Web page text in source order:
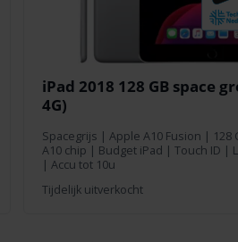
iPad 2018 128 GB space
4G)
Spacegrijs Apple A10 Fusion 128
A10 chip | Budget iPad | Touch ID |
| Accu tot 10u
Tijdelijk uitverkocht